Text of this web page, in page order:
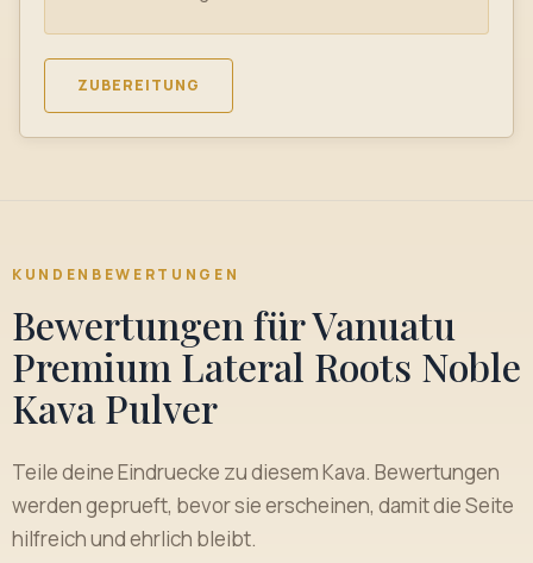
ZUBEREITUNG
KUNDENBEWERTUNGEN
Bewertungen für Vanuatu
Premium Lateral Roots Noble
Kava Pulver
Teile deine Eindruecke zu diesem Kava. Bewertungen
werden geprueft, bevor sie erscheinen, damit die Seite
hilfreich und ehrlich bleibt.